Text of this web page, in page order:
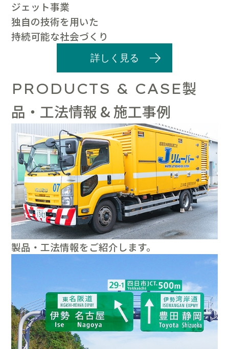
ジェット事業
独自の技術を用いた
持続可能な社会づくり
詳しく見る
PRODUCTS & CASE製
品・工法情報 & 施工事例
製品・工法情報をご紹介します。